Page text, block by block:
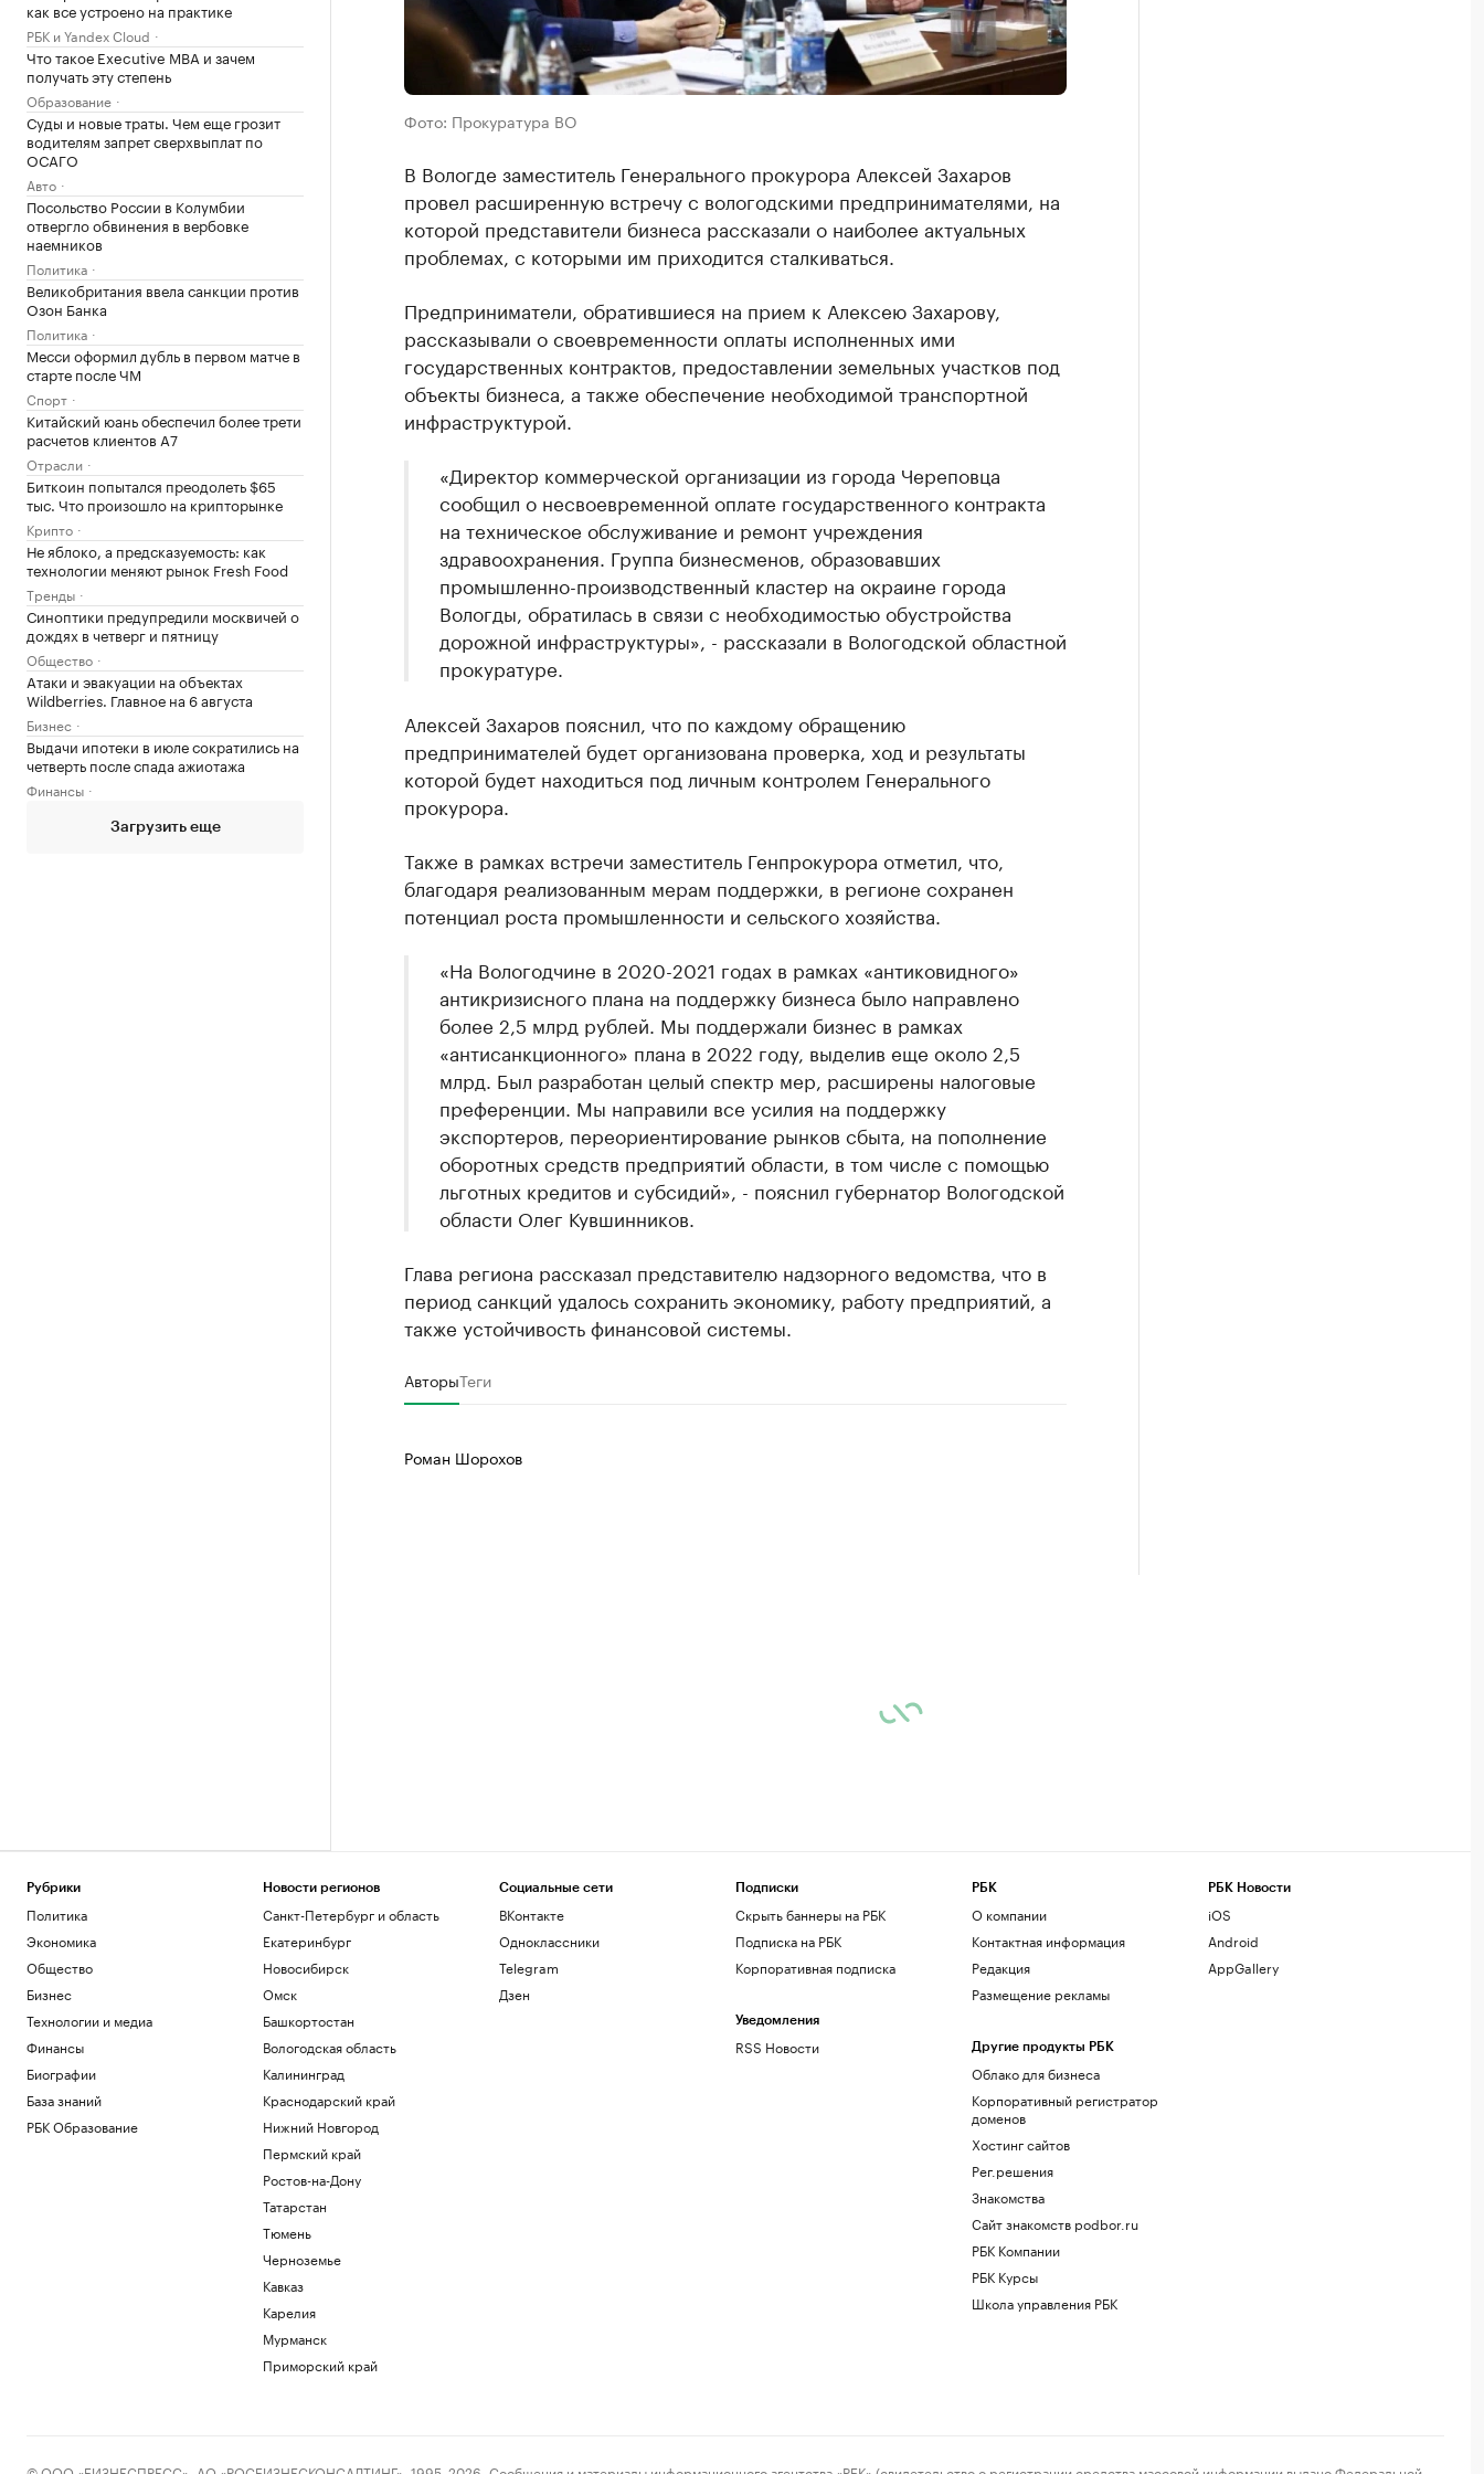
как все устроено на практике
РБК и Yandex Cloud
Что такое Executive MBA и зачем
получать эту степень
Образование
Суды и новые траты. Чем еще грозит
водителям запрет сверхвыплат по
ОСАГО
Авто
Посольство России в Колумбии
отвергло обвинения в вербовке
наемников
Политика
Великобритания ввела санкции против
Озон Банка
Политика
Месси оформил дубль в первом матче в
старте после ЧМ
Спорт
Китайский юань обеспечил более трети
расчетов клиентов А7
Отрасли
Биткоин попытался преодолеть $65
тыс. Что произошло на крипторынке
Крипто
Не яблоко, а предсказуемость: как
технологии меняют рынок Fresh Food
Тренды
Синоптики предупредили москвичей о
дождях в четверг и пятницу
Общество
Атаки и эвакуации на объектах
Wildberries. Главное на 6 августа
Бизнес
Выдачи ипотеки в июле сократились на
четверть после спада ажиотажа
Финансы
Загрузить еще
Фото: Прокуратура ВО
В Вологде заместитель Генерального прокурора Алексей Захаров
провел расширенную встречу с вологодскими предпринимателями, на
которой представители бизнеса рассказали о наиболее актуальных
проблемах, с которыми им приходится сталкиваться.
Предприниматели, обратившиеся на прием к Алексею Захарову,
рассказывали о своевременности оплаты исполненных ими
государственных контрактов, предоставлении земельных участков под
объекты бизнеса, а также обеспечение необходимой транспортной
инфраструктурой.
«Директор коммерческой организации из города Череповца
сообщил о несвоевременной оплате государственного контракта
на техническое обслуживание и ремонт учреждения
здравоохранения. Группа бизнесменов, образовавших
промышленно-производственный кластер на окраине города
Вологды, обратилась в связи с необходимостью обустройства
дорожной инфраструктуры», - рассказали в Вологодской областной
прокуратуре.
Алексей Захаров пояснил, что по каждому обращению
предпринимателей будет организована проверка, ход и результаты
которой будет находиться под личным контролем Генерального
прокурора.
Также в рамках встречи заместитель Генпрокурора отметил, что,
благодаря реализованным мерам поддержки, в регионе сохранен
потенциал роста промышленности и сельского хозяйства.
«На Вологодчине в 2020-2021 годах в рамках «антиковидного»
антикризисного плана на поддержку бизнеса было направлено
более 2,5 млрд рублей. Мы поддержали бизнес в рамках
«антисанкционного» плана в 2022 году, выделив еще около 2,5
млрд. Был разработан целый спектр мер, расширены налоговые
преференции. Мы направили все усилия на поддержку
экспортеров, переориентирование рынков сбыта, на пополнение
оборотных средств предприятий области, в том числе с помощью
льготных кредитов и субсидий», - пояснил губернатор Вологодской
области Олег Кувшинников.
Глава региона рассказал представителю надзорного ведомства, что в
период санкций удалось сохранить экономику, работу предприятий, а
также устойчивость финансовой системы.
АвторыТеги
Роман Шорохов
Рубрики
Политика
Экономика
Общество
Бизнес
Технологии и медиа
Финансы
Биографии
База знаний
РБК Образование
Новости регионов
Санкт-Петербург и область
Екатеринбург
Новосибирск
Омск
Башкортостан
Вологодская область
Калининград
Краснодарский край
Нижний Новгород
Пермский край
Ростов-на-Дону
Татарстан
Тюмень
Черноземье
Кавказ
Карелия
Мурманск
Приморский край
Социальные сети
ВКонтакте
Одноклассники
Telegram
Дзен
Подписки
Скрыть баннеры на РБК
Подписка на РБК
Корпоративная подписка
Уведомления
RSS Новости
РБК
О компании
Контактная информация
Редакция
Размещение рекламы
Другие продукты РБК
Облако для бизнеса
Корпоративный регистратор
доменов
Хостинг сайтов
Рег.решения
Знакомства
Сайт знакомств podbor.ru
РБК Компании
РБК Курсы
Школа управления РБК
РБК Новости
iOS
Android
AppGallery